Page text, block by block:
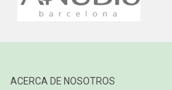
ACERCA DE NOSOTROS